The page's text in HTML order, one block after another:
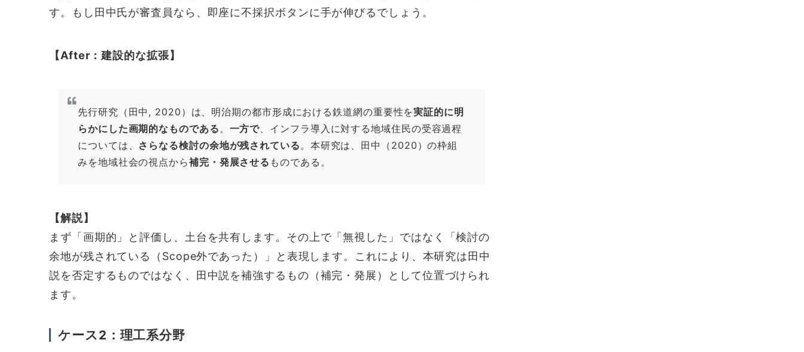
す。もし田中氏が審査員なら、即座に不採択ボタンに手が伸びるでしょう。
【After：建設的な拡張】
先行研究（田中, 2020）は、明治期の都市形成における鉄道網の重要性を実証的に明
らかにした画期的なものである。 一方で、インフラ導入に対する地域住民の受容過程
については、 さらなる検討の余地が残されている。本研究は、田中（2020）の枠組
みを地域社会の視点から補完・発展させる ものである。
【解説】
まず「画期的」と評価し、土台を共有します。その上で「無視した」ではなく「検討の
余地が残されている（Scope外であった）」と表現します。これにより、本研究は田中
説を否定するものではなく、田中説を補強するもの（補完・発展）として位置づけられ
ます。
ケース2：理工系分野